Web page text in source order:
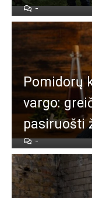
-
Pomidorų
vargo:
pasiruošti
-